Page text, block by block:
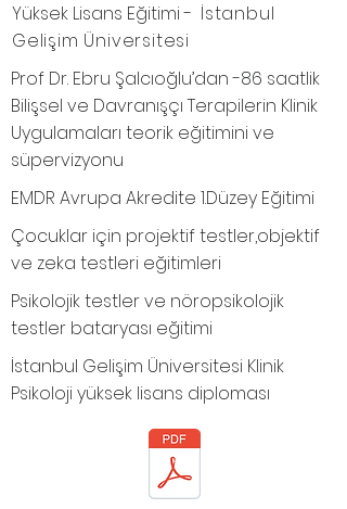
Yüksek Lisans Eğitimi - İstanbul
Gelişim Üniversitesi
Prof Dr. Ebru Şalcıoğlu’dan -86 saatlik
Bilişsel ve Davranışçı Terapilerin Klinik
Uygulamaları teorik eğitimini ve
süpervizyonu
EMDR Avrupa Akredite 1.Düzey Eğitimi
Çocuklar için projektif testler,objektif
ve zeka testleri eğitimleri
Psikolojik testler ve nöropsikolojik
testler bataryası eğitimi
İstanbul Gelişim Üniversitesi Klinik
Psikoloji yüksek lisans diploması